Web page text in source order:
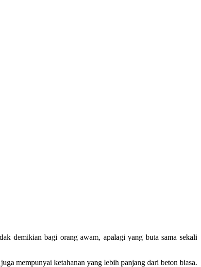
demikian bagi orang awam, apalagi yang buta sama sekali
mempunyai ketahanan yang lebih panjang dari beton biasa.